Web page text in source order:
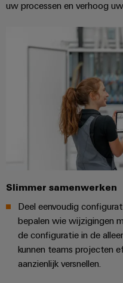
uw processen en verhoog
Slimmer samenwerken
Deel eenvoudig
bepalen wie wijzigingen
de configuratie in de
kunnen teams projecten
aanzienlijk versnellen.